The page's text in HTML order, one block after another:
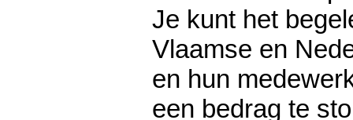
Je kunt het
Vlaamse en
en hun
een bedrag te